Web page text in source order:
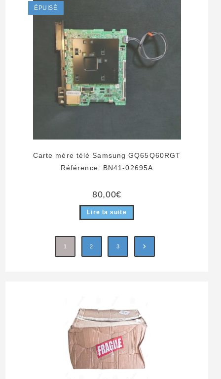
ÉPUISÉ
Carte mère télé Samsung GQ65Q60RGT
Référence: BN41-02695A
80,00€
Lire la suite
1 2 3